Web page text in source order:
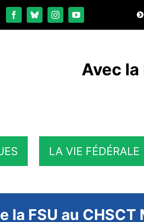
Avec
LA VIE FÉDÉRALE
la FSU au CHSCT